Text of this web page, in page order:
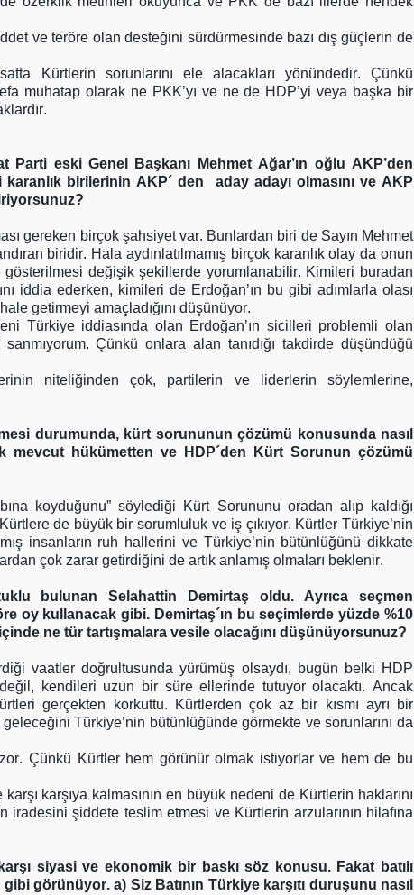
ve teröre olan desteğini sürdürmesinde bazı dış güçlerin de
Kürtlerin sorunlarını ele alacakları yönündedir. Çünkü
muhatap olarak ne PKK’yı ve ne de HDP’yi veya başka bir
eski Genel Başkanı Mehmet Ağar’ın oğlu AKP’den
birilerinin AKP´ den aday adayı olmasını ve AKP
gereken birçok şahsiyet var. Bunlardan biri de Sayın Mehmet
biridir. Hala aydınlatılmamış birçok karanlık olay da onun
değişik şekillerde yorumlanabilir. Kimileri buradan
iddia ederken, kimileri de Erdoğan’ın bu gibi adımlarla olası
getirmeyi amaçladığını düşünüyor.
Türkiye iddiasında olan Erdoğan’ın sicilleri problemli olan
Çünkü onlara alan tanıdığı takdirde düşündüğü
niteliğinden çok, partilerin ve liderlerin söylemlerine,
durumunda, kürt sorununun çözümü konusunda nasıl
hükümetten ve HDP´den Kürt Sorunun çözümü
koyduğunu” söylediği Kürt Sorununu oradan alıp kaldığı
de büyük bir sorumluluk ve iş çıkıyor. Kürtler Türkiye’nin
insanların ruh hallerini ve Türkiye’nin bütünlüğünü dikkate
çok zarar getirdiğini de artık anlamış olmaları beklenir.
bulunan Selahattin Demirtaş oldu. Ayrıca seçmen
oy kullanacak gibi. Demirtaş´ın bu seçimlerde yüzde %10
ne tür tartışmalara vesile olacağını düşünüyorsunuz?
vaatler doğrultusunda yürümüş olsaydı, bugün belki HDP
kendileri uzun bir süre ellerinde tutuyor olacaktı. Ancak
gerçekten korkuttu. Kürtlerden çok az bir kısmı ayrı bir
Türkiye’nin bütünlüğünde görmekte ve sorunlarını da
Çünkü Kürtler hem görünür olmak istiyorlar ve hem de bu
karşıya kalmasının en büyük nedeni de Kürtlerin haklarını
iradesini şiddete teslim etmesi ve Kürtlerin arzularının hilafına
siyasi ve ekonomik bir baskı söz konusu. Fakat batılı
gibi görünüyor. a) Siz Batının Türkiye karşıtı duruşunu nasıl